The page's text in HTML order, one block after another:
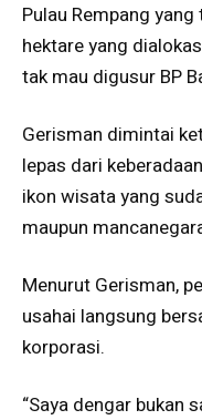
Pulau Rempang
hektare yang
tak mau digusur BP
Gerisman dimintai
lepas dari
ikon wisata yang
maupun
Menurut Gerisman,
usahai langsung
korporasi.
“Saya dengar bukan